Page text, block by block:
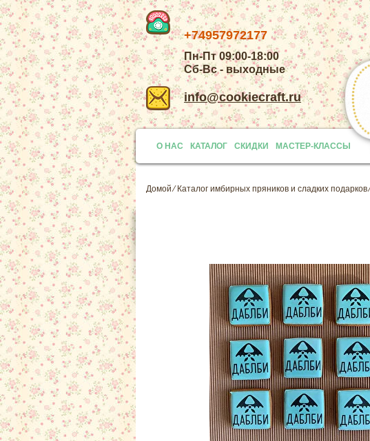
+74957972177
Пн-Пт 09:00-18:00
Сб-Вс - выходные
info@cookiecraft.ru
О НАС КАТАЛОГ СКИДКИ МАСТЕР-КЛАССЫ
Домой⁄ Каталог имбирных пряников и сладких подарков